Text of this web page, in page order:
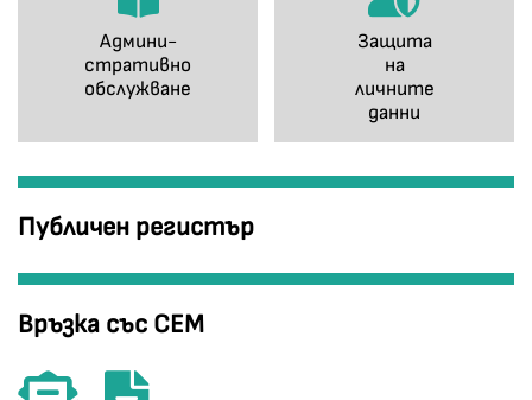
Админи-
стративно
обслужване
Защита
на
личните
данни
Публичен регистър
Връзка със СЕМ